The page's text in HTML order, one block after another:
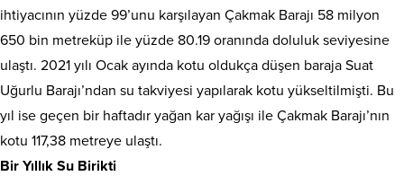
ihtiyacının yüzde 99’unu karşılayan Çakmak Barajı 58 milyon
650 bin metreküp ile yüzde 80.19 oranında doluluk seviyesine
ulaştı. 2021 yılı Ocak ayında kotu oldukça düşen baraja Suat
Uğurlu Barajı’ndan su takviyesi yapılarak kotu yükseltilmişti. Bu
yıl ise geçen bir haftadır yağan kar yağışı ile Çakmak Barajı’nın
kotu 117,38 metreye ulaştı.
Bir Yıllık Su Birikti